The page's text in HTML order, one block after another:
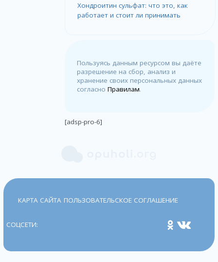
Хондроитин сульфат: что это, как
работает и стоит ли принимать
Пользуясь данным ресурсом вы даёте
разрешение на сбор, анализ и
хранение своих персональных данных
согласноПравилам.
[adsp-pro-6]
КАРТА САЙТА ПОЛЬЗОВАТЕЛЬСКОЕ СОГЛАШЕНИЕ
СОЦСЕТИ: